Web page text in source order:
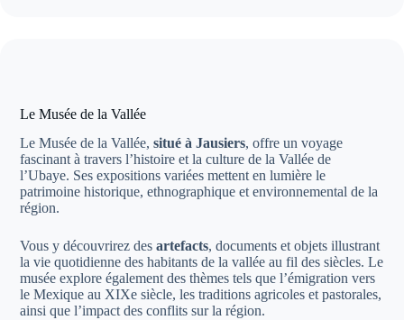
Le Musée de la Vallée
Le Musée de la Vallée,situé à Jausiers, offre un voyage
fascinant à travers l’histoire et la culture de la Vallée de
l’Ubaye. Ses expositions variées mettent en lumière le
patrimoine historique, ethnographique et environnemental de la
région.
Vous y découvrirez desartefacts, documents et objets illustrant
la vie quotidienne des habitants de la vallée au fil des siècles. Le
musée explore également des thèmes tels que l’émigration vers
le Mexique au XIXe siècle, les traditions agricoles et pastorales,
ainsi que l’impact des conflits sur la région.